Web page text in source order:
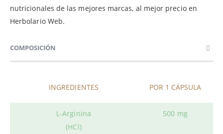
nutricionales de las mejores marcas, al mejor precio en
Herbolario Web.
COMPOSICIÓN
INGREDIENTES POR 1 CÁPSULA
L-Arginina
(HCl)
500 mg